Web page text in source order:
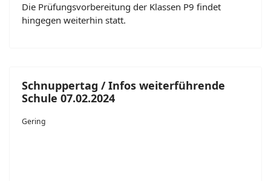
Die Prüfungsvorbereitung der Klassen P9 findet
hingegen weiterhin statt.
Schnuppertag / Infos weiterführende
Schule 07.02.2024
Gering